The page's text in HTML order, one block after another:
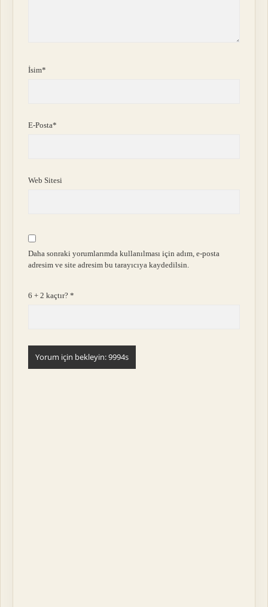
İsim*
E-Posta*
Web Sitesi
Daha sonraki yorumlarımda kullanılması için adım, e-posta
adresim ve site adresim bu tarayıcıya kaydedilsin.
6 + 2 kaçtır?*